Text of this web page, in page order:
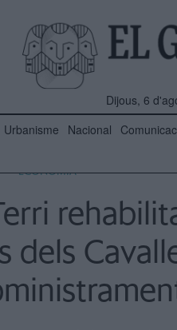
Dijous, 6
Urbanisme Nacional
ECONOMIA
dels